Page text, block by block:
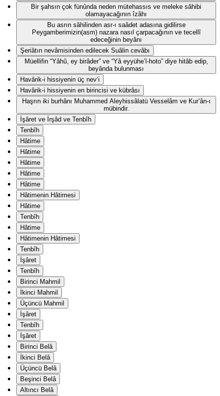
Bir şahsın çok fünûnda neden mütehassıs ve meleke sâhibi
olamayacağının îzâhı
Bu asrın sâhilinden asr-ı saâdet adasına gidilirse
Peygamberimizin(asm) nazara nasıl çarpacağının ve tecellî
edeceğinin beyânı
Şeriâtın nevâmisinden edilecek Suâlin cevâbı
Müellifin “Yâhû, ey birâder” ve “Yâ eyyühe’l-hoto” diye hitâb edip,
beyânda bulunması
Havârik-i hissiyenin üç nev‘i
Havârik-i hissiyenin en birincisi ve kübrâsı
Haşrın iki burhânı Muhammed Aleyhissâlatü Vesselâm ve Kur’ân-ı
mübindir.
İşâret ve İrşâd ve Tenbîh
Tenbîh
Hâtime
Hâtime
Hâtime
Hâtime
Hâtime
Hâtimenin Hâtimesi
Hâtime
Tenbîh
Hâtime
Hâtimenin Hâtimesi
Tenbîh
İşâret
Tenbîh
Birinci Mahmil
İkinci Mahmil
Üçüncü Mahmil
İşâret
Tenbîh
İşâret
Birinci Belâ
İkinci Belâ
Üçüncü Belâ
Beşinci Belâ
Altıncı Belâ